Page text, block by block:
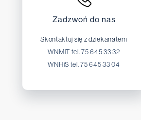
Zadzwoń do nas
Skontaktuj się z dziekanatem
WNMiT tel. 75 645 33 32
WNHiS tel. 75 645 33 04